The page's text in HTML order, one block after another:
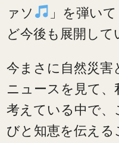
ァソ
」を弾い
ど今後も展開して
今まさに自然災害
ニュースを見て
考えている中で
びと知恵を伝え